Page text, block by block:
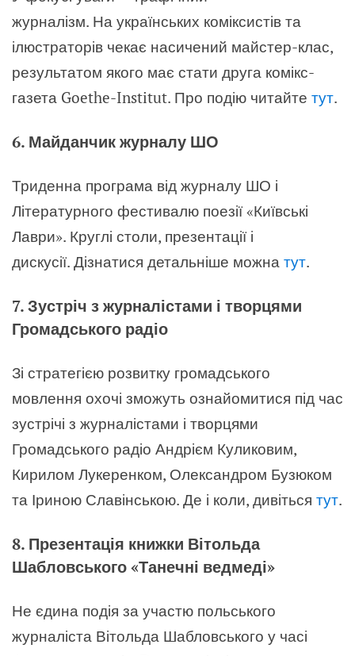
журналізм. На українських коміксистів та
ілюстраторів чекає насичений майстер-клас,
результатом якого має стати друга комікс-
газета Goethe-Institut. Про подію читайте тут.
6. Майданчик журналу ШО
Триденна програма від журналу ШО і
Літературного фестивалю поезії «Київські
Лаври». Круглі столи, презентації і
дискусії. Дізнатися детальніше можна тут.
7. Зустріч з журналістами і творцями
Громадського радіо
Зі стратегією розвитку громадського
мовлення охочі зможуть ознайомитися під час
зустрічі з журналістами і творцями
Громадського радіо Андрієм Куликовим,
Кирилом Лукеренком, Олександром Бузюком
та Іриною Славінською. Де і коли, дивіться тут.
8. Презентація книжки Вітольда
Шабловського «Танечні ведмеді»
Не єдина подія за участю польського
журналіста Вітольда Шабловського у часі